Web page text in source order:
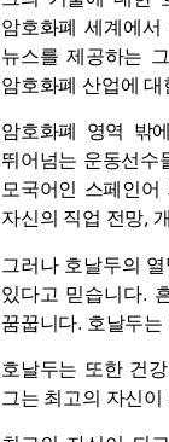
암호화폐 세계에
뉴스를 제공하는
암호화폐 산업에
암호화폐 영역 밖
뛰어넘는 운동선수
모국어인 스페인
자신의 직업 전망,
그러나 호날두의
있다고 믿습니다.
꿈꿉니다. 호날두
호날두는 또한 건
그는 최고의 자신